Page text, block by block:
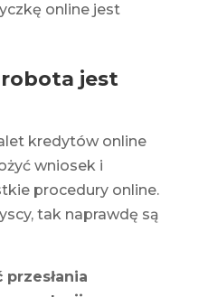
online jest
jest
kredytów online
wniosek i
procedury online.
tak naprawdę są